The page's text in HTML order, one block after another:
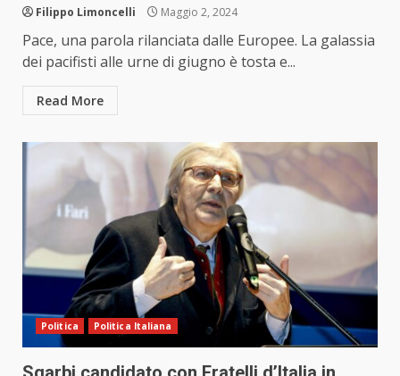
Filippo Limoncelli Maggio 2, 2024
Pace, una parola rilanciata dalle Europee. La galassia
dei pacifisti alle urne di giugno è tosta e...
Read More
Politica Politica Italiana